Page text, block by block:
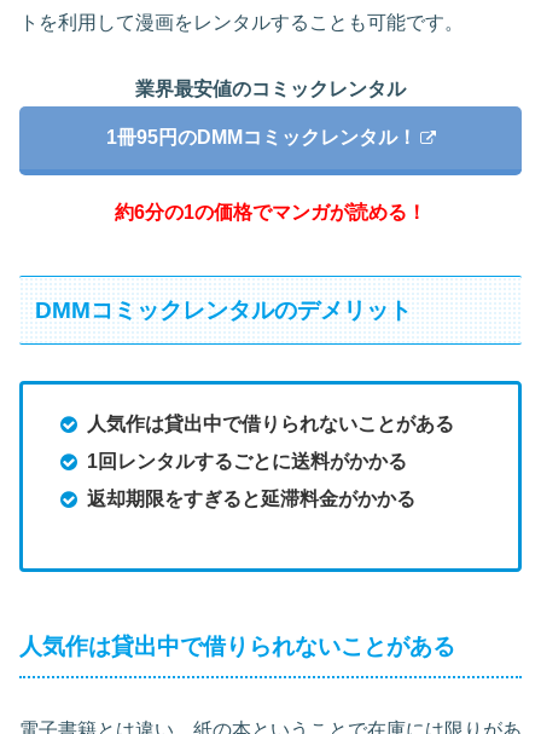
トを利用して漫画をレンタルすることも可能です。
業界最安値のコミックレンタル
1冊95円のDMMコミックレンタル！
約6分の1の価格でマンガが読める！
DMMコミックレンタルのデメリット
人気作は貸出中で借りられないことがある
1回レンタルするごとに送料がかかる
返却期限をすぎると延滞料金がかかる
人気作は貸出中で借りられないことがある